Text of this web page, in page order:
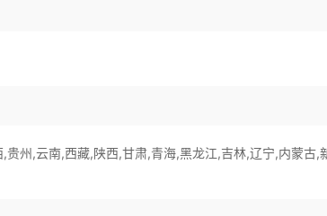
州,云南,西藏,陕西,甘肃,青海,黑龙江,吉林,辽宁,内蒙古,